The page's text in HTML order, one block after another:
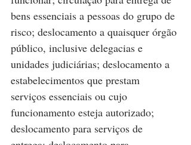
bens essenciais a pessoas do grupo de
risco; deslocamento a quaisquer órgão
público, inclusive delegacias e
unidades judiciárias; deslocamento a
estabelecimentos que prestam
serviços essenciais ou cujo
funcionamento esteja autorizado;
deslocamento para serviços de